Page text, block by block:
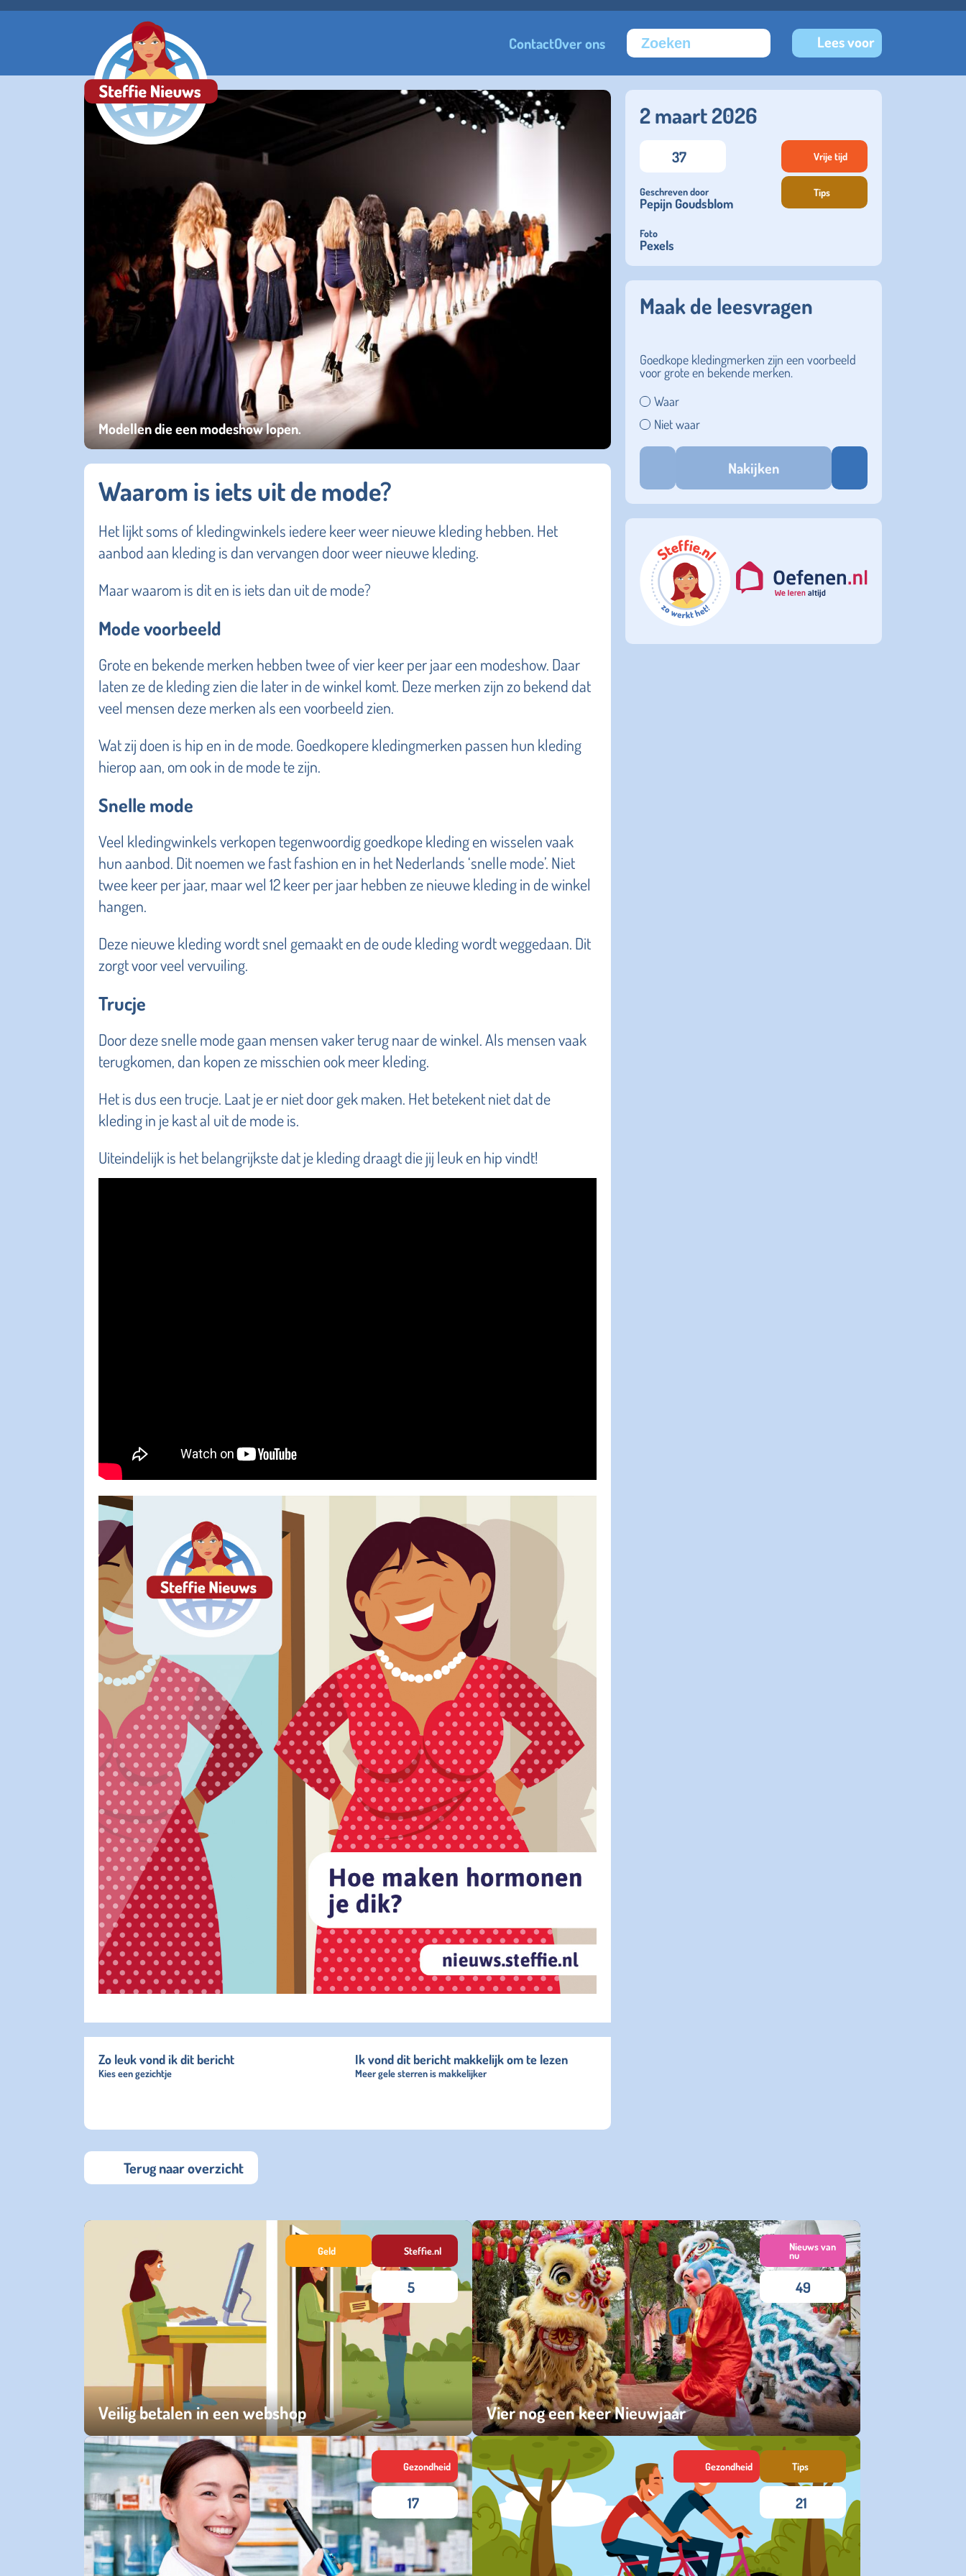
ContactOver ons Lees voor
Modellen die een modeshow lopen.
Waarom is iets uit de mode?
Het lijkt soms of kledingwinkels iedere keer weer nieuwe kleding hebben. Het
aanbod aan kleding is dan vervangen door weer nieuwe kleding.
Maar waarom is dit en is iets dan uit de mode?
Mode voorbeeld
Grote en bekende merken hebben twee of vier keer per jaar een modeshow. Daar
laten ze de kleding zien die later in de winkel komt. Deze merken zijn zo bekend dat
veel mensen deze merken als een voorbeeld zien.
Wat zij doen is hip en in de mode. Goedkopere kledingmerken passen hun kleding
hierop aan, om ook in de mode te zijn.
Snelle mode
Veel kledingwinkels verkopen tegenwoordig goedkope kleding en wisselen vaak
hun aanbod. Dit noemen we fast fashion en in het Nederlands ‘snelle mode’. Niet
twee keer per jaar, maar wel 12 keer per jaar hebben ze nieuwe kleding in de winkel
hangen.
Deze nieuwe kleding wordt snel gemaakt en de oude kleding wordt weggedaan. Dit
zorgt voor veel vervuiling.
Trucje
Door deze snelle mode gaan mensen vaker terug naar de winkel. Als mensen vaak
terugkomen, dan kopen ze misschien ook meer kleding.
Het is dus een trucje. Laat je er niet door gek maken. Het betekent niet dat de
kleding in je kast al uit de mode is.
Uiteindelijk is het belangrijkste dat je kleding draagt die jij leuk en hip vindt!
Zo leuk vond ik dit bericht
Kies een gezichtje
Ik vond dit bericht makkelijk om te lezen
Meer gele sterren is makkelijker
2 maart 2026
37
Geschreven door
Pepijn Goudsblom
Foto
Pexels
Vrije tijd
Tips
Maak de leesvragen
Goedkope kledingmerken zijn een voorbeeld
voor grote en bekende merken.
Waar
Niet waar
Nakijken
Terug naar overzicht
Veilig betalen in een webshop
woensdag 05 augustus 2026
Geld Steffie.nl
5
Vier nog een keer Nieuwjaar
vrijdag 13 februari 2026
Nieuws van
nu
49
Gezondheid
17
Gezondheid Tips
21